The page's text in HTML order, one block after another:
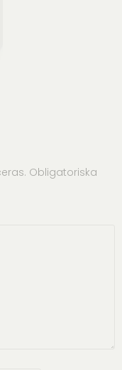
Obligatoriska